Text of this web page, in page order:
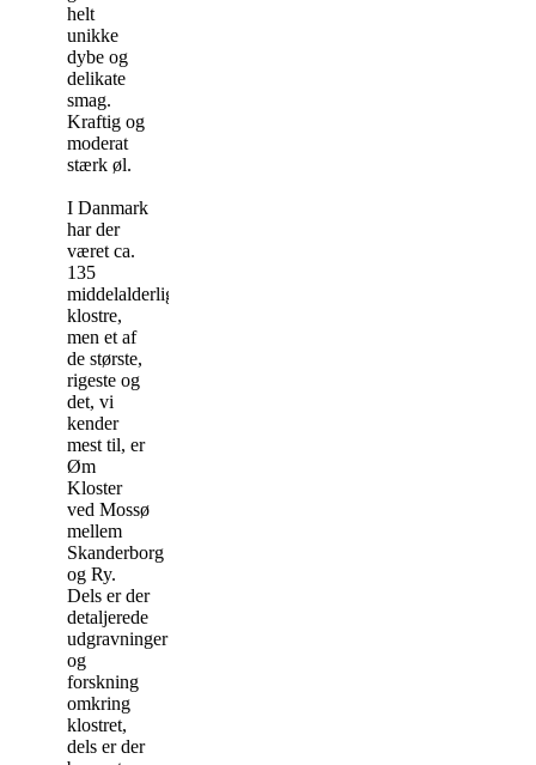
helt
unikke
dybe og
delikate
smag.
Kraftig og
moderat
stærk øl.
I Danmark
har der
været ca.
135
middelalderlige
klostre,
men et af
de største,
rigeste og
det, vi
kender
mest til, er
Øm
Kloster
ved Mossø
mellem
Skanderborg
og Ry.
Dels er der
detaljerede
udgravninger
og
forskning
omkring
klostret,
dels er der